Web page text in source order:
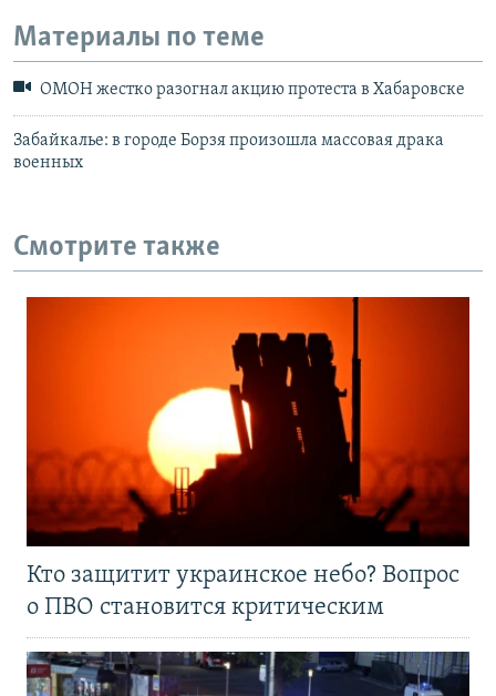
Материалы по теме
ОМОН жестко разогнал акцию протеста в Хабаровске
Забайкалье: в городе Борзя произошла массовая драка
военных
Смотрите также
Кто защитит украинское небо? Вопрос
о ПВО становится критическим